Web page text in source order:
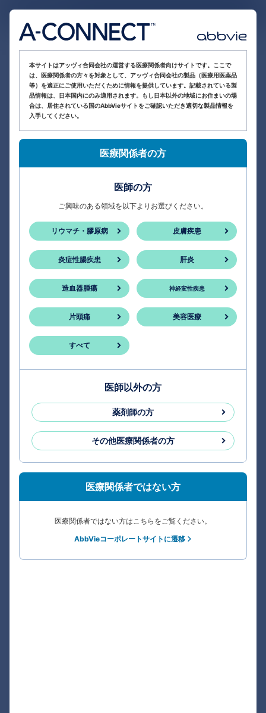
本サイトはアッヴィ合同会社の運営する医療関係者向けサイトです。ここで
は、医療関係者の方々を対象として、アッヴィ合同会社の製品（医療用医薬品
等）を適正にご使用いただくために情報を提供しています。記載されている製
品情報は、日本国内にのみ適用されます。もし日本以外の地域にお住まいの場
合は、居住されている国のAbbVieサイトをご確認いただき適切な製品情報を
入手してください。
医療関係者の方
医師の方
ご興味のある領域を以下よりお選びください。
リウマチ・膠原病 皮膚疾患
炎症性腸疾患 肝炎
造血器腫瘍 神経変性疾患
片頭痛 美容医療
すべて
医師以外の方
薬剤師の方
その他医療関係者の方
医療関係者ではない方
医療関係者ではない方はこちらをご覧ください。
AbbVieコーポレートサイトに遷移